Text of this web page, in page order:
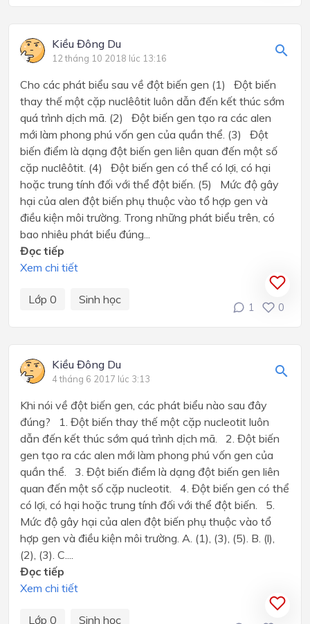
Kiều Đông Du
12 tháng 10 2018 lúc 13:16
Cho các phát biểu sau về đột biến gen (1) Đột biến
thay thế một cặp nuclêôtit luôn dẫn đến kết thúc sớm
quá trình dịch mã. (2) Đột biến gen tạo ra các alen
mới làm phong phú vốn gen của quần thể. (3) Đột
biến điểm là dạng đột biến gen liên quan đến một số
cặp nuclêôtit. (4) Đột biến gen có thể có lợi, có hại
hoặc trung tính đối với thể đột biến. (5) Mức độ gây
hại của alen đột biến phụ thuộc vào tổ hợp gen và
điều kiện môi trường. Trong những phát biểu trên, có
bao nhiêu phát biểu đúng...
Đọc tiếp
Xem chi tiết
Lớp 0 Sinh học
1 0
Kiều Đông Du
4 tháng 6 2017 lúc 3:13
Khi nói về đột biến gen, các phát biểu nào sau đây
đúng? 1. Đột biến thay thế một cặp nucleotit luôn
dẫn đến kết thúc sớm quá trình dịch mã. 2. Đột biến
gen tạo ra các alen mới làm phong phú vốn gen của
quần thể. 3. Đột biến điểm là dạng đột biến gen liên
quan đến một số cặp nucleotit. 4. Đột biến gen có thể
có lợi, có hại hoặc trung tính đối với thể đột biến. 5.
Mức độ gây hại của alen đột biến phụ thuộc vào tổ
hợp gen và điều kiện môi trường. A. (1), (3), (5). B. (l),
(2), (3). C....
Đọc tiếp
Xem chi tiết
Lớp 0 Sinh học